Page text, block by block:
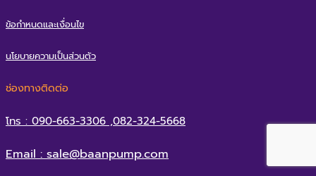
ข้อกำหนดและเงื่อนไข
นโยบายความเป็นส่วนตัว
ช่องทางติดต่อ
โทร : 090-663-3306 ,082-324-5668
Email : sale@baanpump.com